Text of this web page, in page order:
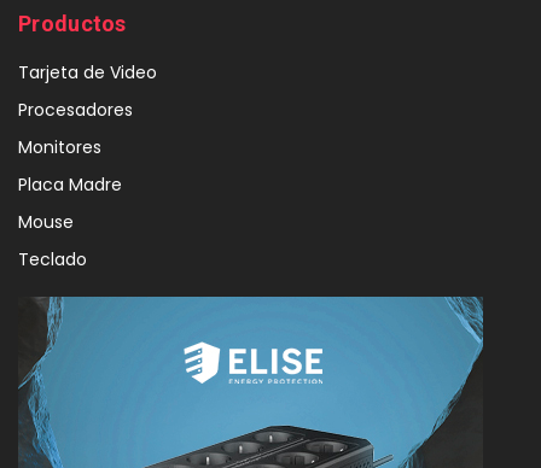
Productos
Tarjeta de Video
Procesadores
Monitores
Placa Madre
Mouse
Teclado